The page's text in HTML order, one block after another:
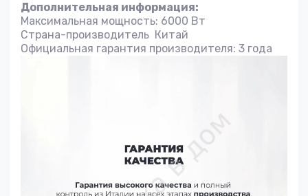
Дополнительная информация:
Максимальная мощность: 6000 Вт
Страна-производитель Китай
Официальная гарантия производителя: 3 года